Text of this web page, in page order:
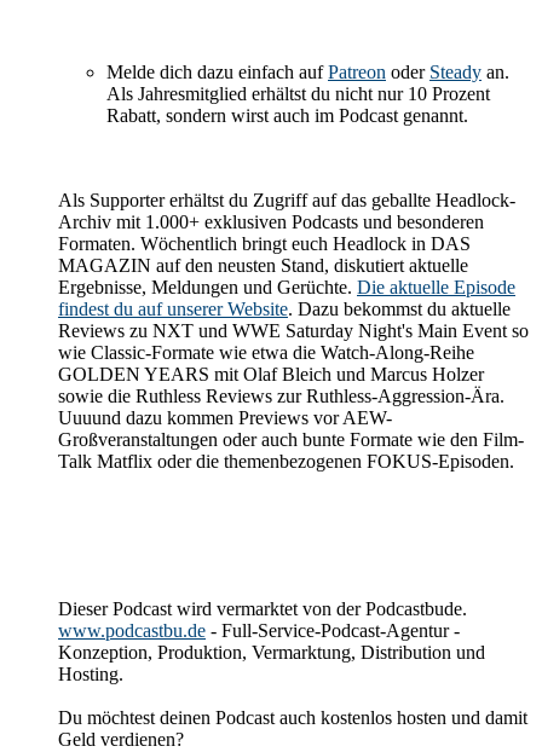
Melde dich dazu einfach aufPatreon oder Steady an.
Als Jahresmitglied erhältst du nicht nur 10 Prozent
Rabatt, sondern wirst auch im Podcast genannt.
Als Supporter erhältst du Zugriff auf das geballte Headlock-
Archiv mit 1.000+ exklusiven Podcasts und besonderen
Formaten. Wöchentlich bringt euch Headlock in DAS
MAGAZIN auf den neusten Stand, diskutiert aktuelle
Ergebnisse, Meldungen und Gerüchte. Die aktuelle Episode
findest du auf unserer Website. Dazu bekommst du aktuelle
Reviews zu NXT und WWE Saturday Night's Main Event so
wie Classic-Formate wie etwa die Watch-Along-Reihe
GOLDEN YEARS mit Olaf Bleich und Marcus Holzer
sowie die Ruthless Reviews zur Ruthless-Aggression-Ära.
Uuuund dazu kommen Previews vor AEW-
Großveranstaltungen oder auch bunte Formate wie den Film-
Talk Matflix oder die themenbezogenen FOKUS-Episoden.
Dieser Podcast wird vermarktet von der Podcastbude.
www.podcastbu.de - Full-Service-Podcast-Agentur -
Konzeption, Produktion, Vermarktung, Distribution und
Hosting.
Du möchtest deinen Podcast auch kostenlos hosten und damit
Geld verdienen?